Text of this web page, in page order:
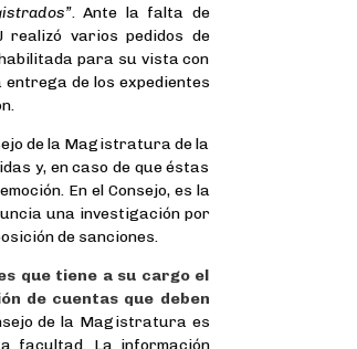
. Ante la falta de
varios pedidos de
para su vista con
entrega de los expedientes
de la Magistratura de la
y, en caso de que éstas
En el Consejo, es la
una investigación por
de sanciones.
que tiene a su cargo el
de cuentas que deben
de la Magistratura es
facultad. La información